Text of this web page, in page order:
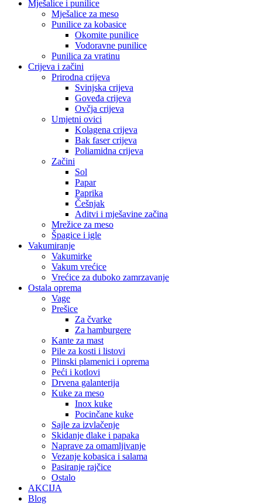
Mješalice i punilice
Mješalice za meso
Punilice za kobasice
Okomite punilice
Vodoravne punilice
Punilica za vratinu
Crijeva i začini
Prirodna crijeva
Svinjska crijeva
Goveđa crijeva
Ovčja crijeva
Umjetni ovici
Kolagena crijeva
Bak faser crijeva
Poliamidna crijeva
Začini
Sol
Papar
Paprika
Češnjak
Aditvi i mješavine začina
Mrežice za meso
Špagice i igle
Vakumiranje
Vakumirke
Vakum vrećice
Vrećice za duboko zamrzavanje
Ostala oprema
Vage
Prešice
Za čvarke
Za hamburgere
Kante za mast
Pile za kosti i listovi
Plinski plamenici i oprema
Peći i kotlovi
Drvena galanterija
Kuke za meso
Inox kuke
Pocinčane kuke
Sajle za izvlačenje
Skidanje dlake i papaka
Naprave za omamljivanje
Vezanje kobasica i salama
Pasiranje rajčice
Ostalo
AKCIJA
Blog